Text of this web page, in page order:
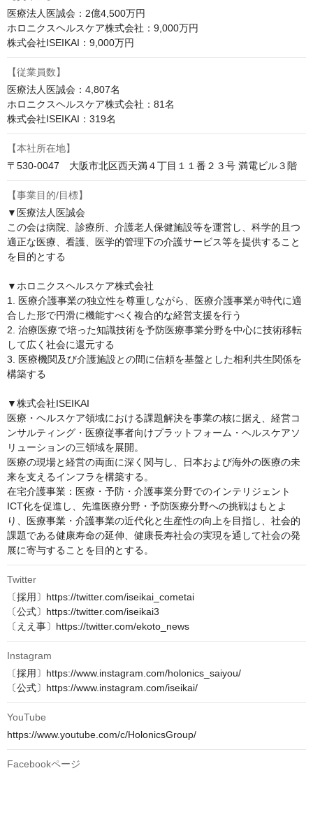
医療法人医誠会：2億4,500万円
ホロニクスヘルスケア株式会社：9,000万円
株式会社ISEIKAI：9,000万円
【従業員数】
医療法人医誠会：4,807名
ホロニクスヘルスケア株式会社：81名
株式会社ISEIKAI：319名
【本社所在地】
〒530-0047　大阪市北区西天満４丁目１１番２３号 満電ビル３階
【事業目的/目標】
▼医療法人医誠会
この会は病院、診療所、介護老人保健施設等を運営し、科学的且つ
適正な医療、看護、医学的管理下の介護サービス等を提供すること
を目的とする
▼ホロニクスヘルスケア株式会社
1. 医療介護事業の独立性を尊重しながら、医療介護事業が時代に適
合した形で円滑に機能すべく複合的な経営支援を行う
2. 治療医療で培った知識技術を予防医療事業分野を中心に技術移転
して広く社会に還元する
3. 医療機関及び介護施設との間に信頼を基盤とした相利共生関係を
構築する
▼株式会社ISEIKAI
医療・ヘルスケア領域における課題解決を事業の核に据え、経営コ
ンサルティング・医療従事者向けプラットフォーム・ヘルスケアソ
リューションの三領域を展開。
医療の現場と経営の両面に深く関与し、日本および海外の医療の未
来を支えるインフラを構築する。
在宅介護事業：医療・予防・介護事業分野でのインテリジェント
ICT化を促進し、先進医療分野・予防医療分野への挑戦はもとよ
り、医療事業・介護事業の近代化と生産性の向上を目指し、社会的
課題である健康寿命の延伸、健康長寿社会の実現を通して社会の発
展に寄与することを目的とする。
Twitter
〔採用〕https://twitter.com/iseikai_cometai
〔公式〕https://twitter.com/iseikai3
〔ええ事〕https://twitter.com/ekoto_news
Instagram
〔採用〕https://www.instagram.com/holonics_saiyou/
〔公式〕https://www.instagram.com/iseikai/
YouTube
https://www.youtube.com/c/HolonicsGroup/
Facebookページ